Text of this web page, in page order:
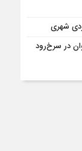
در سرخ‌رود